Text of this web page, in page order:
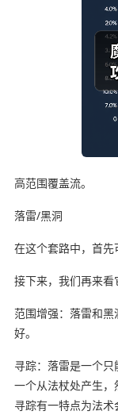
高范围覆盖流。
落雷/黑洞
在这个套路中，首先
接下来，我们再来看
范围增强：落雷和
好。
寻踪：落雷是一个
一个从法杖处产生
寻踪有一特点为法